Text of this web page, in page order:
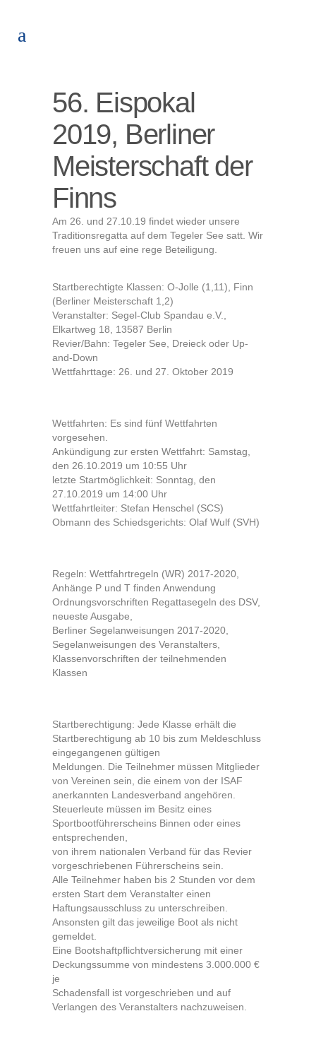
56. Eispokal
2019, Berliner
Meisterschaft der
Finns
Am 26. und 27.10.19 findet wieder unsere
Traditionsregatta auf dem Tegeler See satt. Wir
freuen uns auf eine rege Beteiligung.
Startberechtigte Klassen: O-Jolle (1,11), Finn
(Berliner Meisterschaft 1,2)
Veranstalter: Segel-Club Spandau e.V.,
Elkartweg 18, 13587 Berlin
Revier/Bahn: Tegeler See, Dreieck oder Up-
and-Down
Wettfahrttage: 26. und 27. Oktober 2019
Wettfahrten: Es sind fünf Wettfahrten
vorgesehen.
Ankündigung zur ersten Wettfahrt: Samstag,
den 26.10.2019 um 10:55 Uhr
letzte Startmöglichkeit: Sonntag, den
27.10.2019 um 14:00 Uhr
Wettfahrtleiter: Stefan Henschel (SCS)
Obmann des Schiedsgerichts: Olaf Wulf (SVH)
Regeln: Wettfahrtregeln (WR) 2017-2020,
Anhänge P und T finden Anwendung
Ordnungsvorschriften Regattasegeln des DSV,
neueste Ausgabe,
Berliner Segelanweisungen 2017-2020,
Segelanweisungen des Veranstalters,
Klassenvorschriften der teilnehmenden
Klassen
Startberechtigung: Jede Klasse erhält die
Startberechtigung ab 10 bis zum Meldeschluss
eingegangenen gültigen
Meldungen. Die Teilnehmer müssen Mitglieder
von Vereinen sein, die einem von der ISAF
anerkannten Landesverband angehören.
Steuerleute müssen im Besitz eines
Sportbootführerscheins Binnen oder eines
entsprechenden,
von ihrem nationalen Verband für das Revier
vorgeschriebenen Führerscheins sein.
Alle Teilnehmer haben bis 2 Stunden vor dem
ersten Start dem Veranstalter einen
Haftungsausschluss zu unterschreiben.
Ansonsten gilt das jeweilige Boot als nicht
gemeldet.
Eine Bootshaftpflichtversicherung mit einer
Deckungssumme von mindestens 3.000.000 €
je
Schadensfall ist vorgeschrieben und auf
Verlangen des Veranstalters nachzuweisen.